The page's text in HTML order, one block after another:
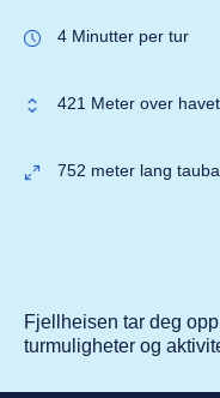
4 Minutter per tur
421 Meter over havet
752 meter lang
Fjellheisen tar deg
turmuligheter og